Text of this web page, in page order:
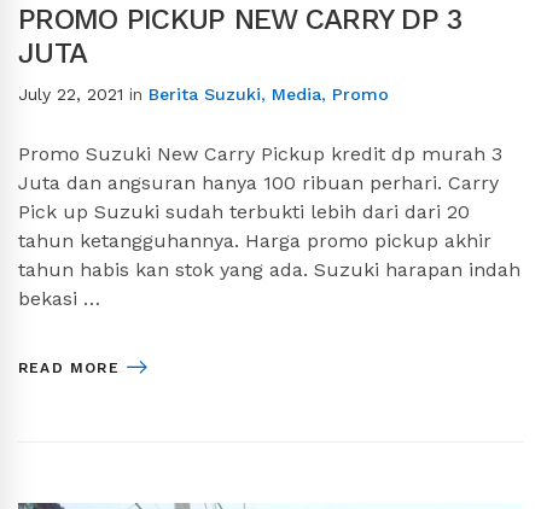
PROMO PICKUP NEW CARRY DP 3
JUTA
July 22, 2021 in Berita Suzuki, Media, Promo
Promo Suzuki New Carry Pickup kredit dp murah 3
Juta dan angsuran hanya 100 ribuan perhari. Carry
Pick up Suzuki sudah terbukti lebih dari dari 20
tahun ketangguhannya. Harga promo pickup akhir
tahun habis kan stok yang ada. Suzuki harapan indah
bekasi …
READ MORE